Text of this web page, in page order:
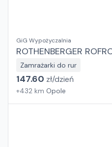
GiG Wypożyczalnia
ROTHENBERGER
Zamrażarki do rur
147.60 zł/dzień
+432 km Opole